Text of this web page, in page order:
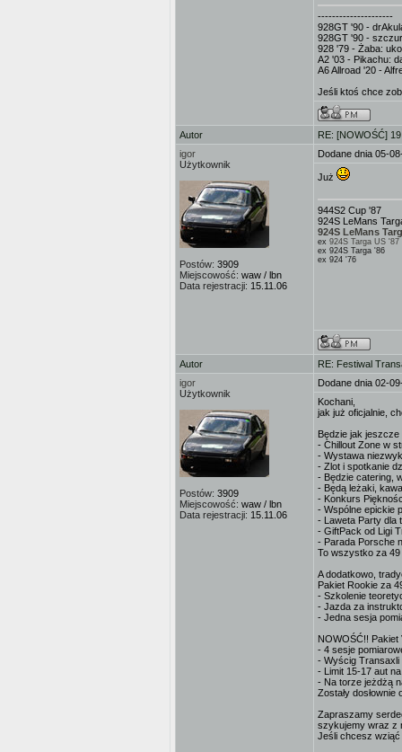
---------------------
928GT '90 -
928GT '90 -
928 '79 - Żaba:
A2 '03 - Pikachu:
A6 Allroad '20 -
Jeśli ktoś chce
Autor
RE: [NOWOŚĆ]
igor
Użytkownik
Postów: 3909
Miejscowość: waw / lbn
Data rejestracji: 15.11.06
Dodane dnia 05-
Już
944S2 Cup '87
924S LeMans
924S LeMans
ex 924S Targa US '87
ex 924S Targa '86
ex 924 '76
Autor
RE: Festiwal
igor
Użytkownik
Postów: 3909
Miejscowość: waw / lbn
Data rejestracji: 15.11.06
Dodane dnia 02-
Kochani,
jak już oficjalnie,
Będzie jak jeszcze
- Chillout Zone w
- Wystawa
- Zlot i spotkanie
- Będzie catering,
- Będą leżaki,
- Konkurs
- Wspólne epickie
- Laweta Party dla
- GiftPack od Ligi
- Parada Porsche
To wszystko za 49
A dodatkowo,
Pakiet Rookie za
- Szkolenie
- Jazda za
- Jedna sesja
NOWOŚĆ!! Pakiet
- 4 sesje
- Wyścig Transaxli
- Limit 15-17 aut
- Na torze jeżdżą
Zostały dosłownie
Zapraszamy
szykujemy wraz z
Jeśli chcesz wziąć